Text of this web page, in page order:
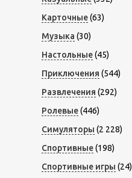
Карточные(63)
Музыка (30)
Настольные(45)
Приключения (544)
Развлечения (292)
Ролевые(446)
Симуляторы (2 228)
Спортивные(198)
Спортивные игры (24)